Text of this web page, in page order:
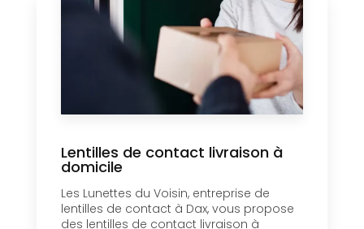
Lentilles de contact livraison à
domicile
Les Lunettes du Voisin, entreprise de
lentilles de contact à Dax, vous propose
des lentilles de contact livraison à